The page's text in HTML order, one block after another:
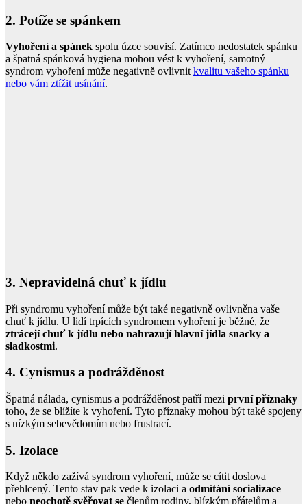
2. Potíže se spánkem
Vyhoření a spánek spolu úzce souvisí. Zatímco nedostatek spánku
a špatná spánková hygiena mohou vést k vyhoření, samotný
syndrom vyhoření může negativně ovlivnit kvalitu vašeho spánku
nebo vám ztížit usínání.
3. Nepravidelná chuť k jídlu
Při syndromu vyhoření může být také negativně ovlivněna vaše
chuť k jídlu. U lidí trpících syndromem vyhoření je běžné, že
ztrácejí chuť k jídlu nebo nahrazují hlavní jídla snacky a
sladkostmi.
4. Cynismus a podrážděnost
Špatná nálada, cynismus a podrážděnost patří mezi první příznaky
toho, že se blížíte k vyhoření. Tyto příznaky mohou být také spojeny
s nízkým sebevědomím nebo frustrací.
5. Izolace
Když někdo zažívá syndrom vyhoření, může se cítit doslova
přehlcený. Tento stav pak vede k izolaci a odmítání socializace
nebo neochotě svěřovat se členům rodiny, blízkým přátelům a